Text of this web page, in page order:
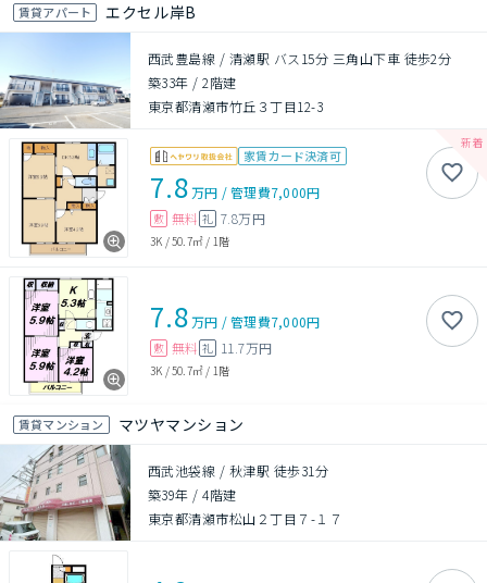
賃貸アパート エクセル岸B
西武豊島線 / 清瀬駅 バス15分 三角山下車 徒歩2分
築33年 /2階建
東京都清瀬市竹丘３丁目12-3
家賃カード決済可
7.8万円 /管理費7,000円
敷 無料 礼 7.8万円
3K /50.7㎡ / 1階
7.8万円 /管理費7,000円
敷 無料 礼 11.7万円
3K /50.7㎡ / 1階
賃貸マンション マツヤマンション
西武池袋線 / 秋津駅 徒歩31分
築39年 /4階建
東京都清瀬市松山２丁目７-１７